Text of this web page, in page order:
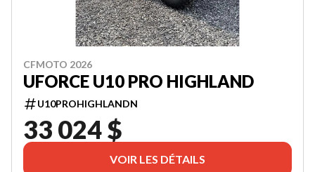
CFMOTO 2026
UFORCE U10 PRO HIGHLAND
U10PROHIGHLANDN
33 024 $
VOIR LES DÉTAILS